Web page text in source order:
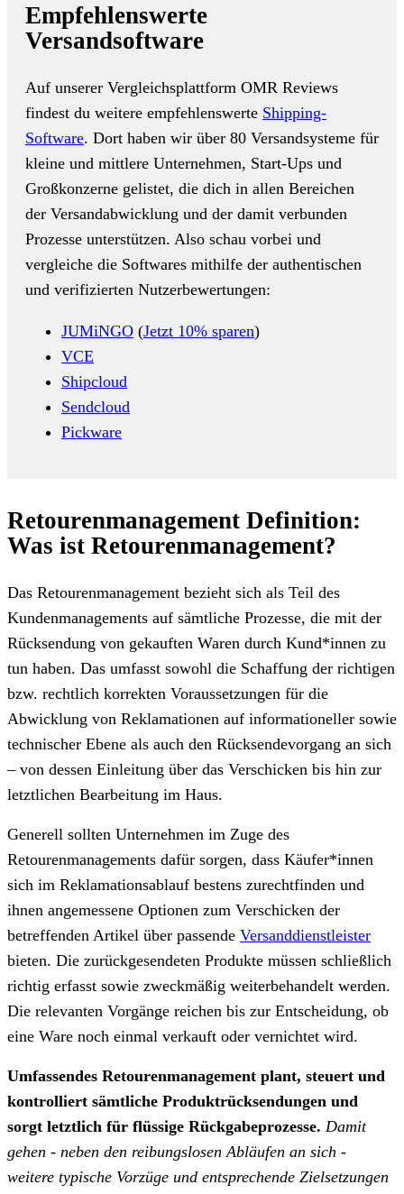
Empfehlenswerte
Versandsoftware
Auf unserer Vergleichsplattform OMR Reviews
findest du weitere empfehlenswerte Shipping-
Software. Dort haben wir über 80 Versandsysteme für
kleine und mittlere Unternehmen, Start-Ups und
Großkonzerne gelistet, die dich in allen Bereichen
der Versandabwicklung und der damit verbunden
Prozesse unterstützen. Also schau vorbei und
vergleiche die Softwares mithilfe der authentischen
und verifizierten Nutzerbewertungen:
JUMiNGO (Jetzt 10% sparen)
VCE
Shipcloud
Sendcloud
Pickware
Retourenmanagement Definition:
Was ist Retourenmanagement?
Das Retourenmanagement bezieht sich als Teil des
Kundenmanagements auf sämtliche Prozesse, die mit der
Rücksendung von gekauften Waren durch Kund*innen zu
tun haben. Das umfasst sowohl die Schaffung der richtigen
bzw. rechtlich korrekten Voraussetzungen für die
Abwicklung von Reklamationen auf informationeller sowie
technischer Ebene als auch den Rücksendevorgang an sich
– von dessen Einleitung über das Verschicken bis hin zur
letztlichen Bearbeitung im Haus.
Generell sollten Unternehmen im Zuge des
Retourenmanagements dafür sorgen, dass Käufer*innen
sich im Reklamationsablauf bestens zurechtfinden und
ihnen angemessene Optionen zum Verschicken der
betreffenden Artikel über passende Versanddienstleister
bieten. Die zurückgesendeten Produkte müssen schließlich
richtig erfasst sowie zweckmäßig weiterbehandelt werden.
Die relevanten Vorgänge reichen bis zur Entscheidung, ob
eine Ware noch einmal verkauft oder vernichtet wird.
Umfassendes Retourenmanagement plant, steuert und
kontrolliert sämtliche Produktrücksendungen und
sorgt letztlich für flüssige Rückgabeprozesse. Damit
gehen - neben den reibungslosen Abläufen an sich -
weitere typische Vorzüge und entsprechende Zielsetzungen